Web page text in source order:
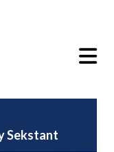
Sekstant